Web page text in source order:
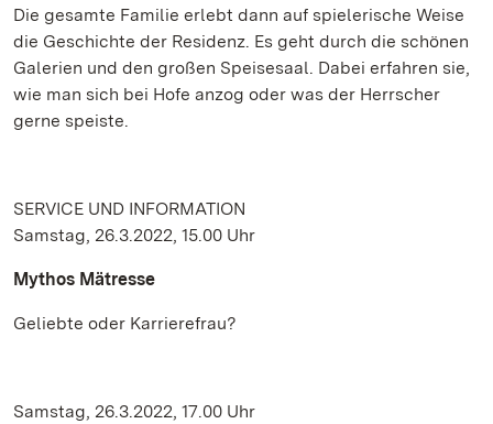
Die gesamte Familie erlebt dann auf spielerische Weise
die Geschichte der Residenz. Es geht durch die schönen
Galerien und den großen Speisesaal. Dabei erfahren sie,
wie man sich bei Hofe anzog oder was der Herrscher
gerne speiste.
SERVICE UND INFORMATION
Samstag, 26.3.2022, 15.00 Uhr
Mythos Mätresse
Geliebte oder Karrierefrau?
Samstag, 26.3.2022, 17.00 Uhr